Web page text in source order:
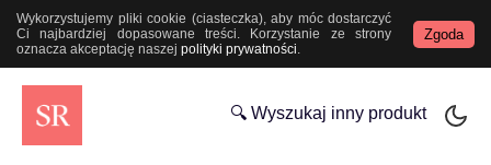
Wykorzystujemy pliki cookie (ciasteczka), aby móc dostarczyć
Ci najbardziej dopasowane treści. Korzystanie ze strony
oznacza akceptację naszej polityki prywatności.
Zgoda
🔍 Wyszukaj inny produkt